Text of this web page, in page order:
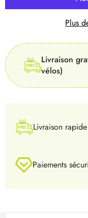
TYPEPlus
Livraison
vélos)
Livraison rapide
Paiements